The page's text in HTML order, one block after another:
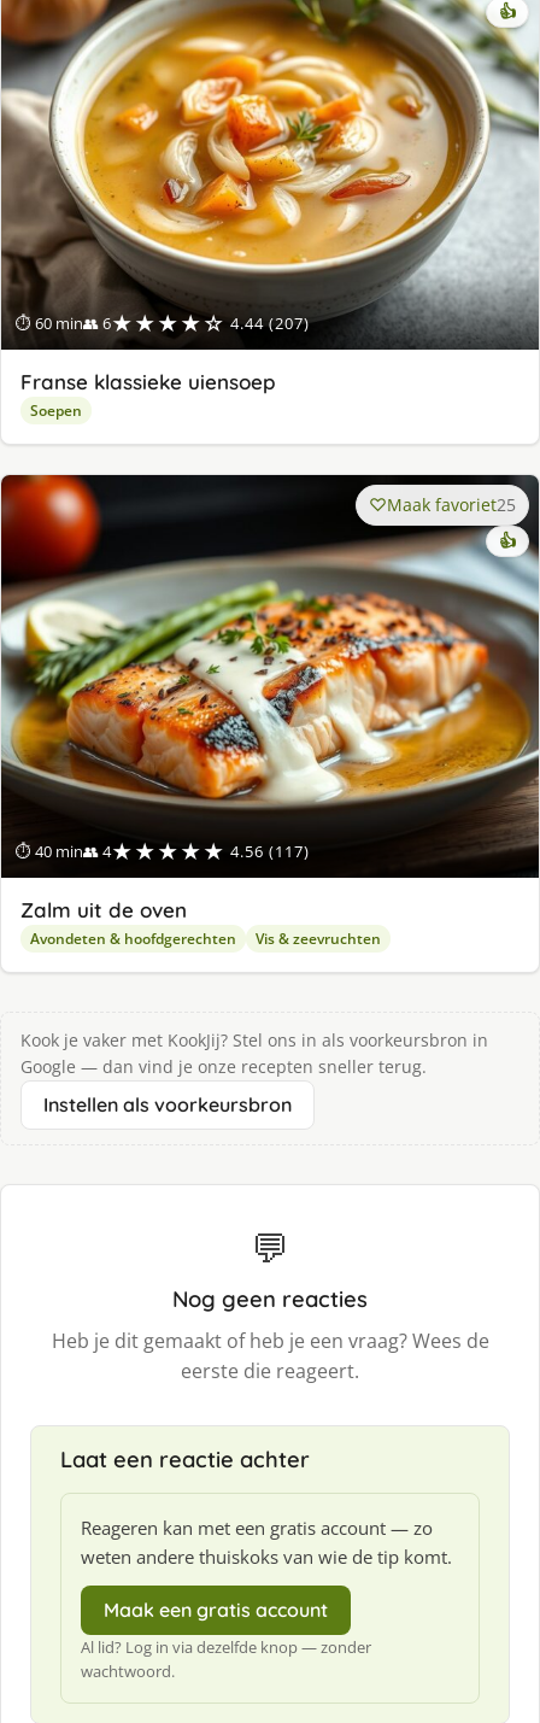
⏱ 60 min👥 6★★★★☆ 4.44 (207)
👍
Franse klassieke uiensoep
Soepen
⏱ 40 min👥 4★★★★★ 4.56 (117)
Maak favoriet25
👍
Zalm uit de oven
Avondeten & hoofdgerechten Vis & zeevruchten
Kook je vaker met KookJij? Stel ons in als voorkeursbron in
Google — dan vind je onze recepten sneller terug.
Instellen als voorkeursbron
💬
Nog geen reacties
Heb je dit gemaakt of heb je een vraag? Wees de
eerste die reageert.
Laat een reactie achter
Reageren kan met een gratis account — zo
weten andere thuiskoks van wie de tip komt.
Maak een gratis account
Al lid? Log in via dezelfde knop — zonder
wachtwoord.